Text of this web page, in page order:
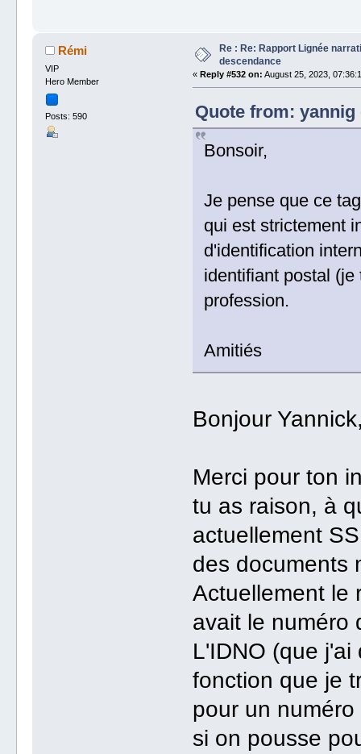
Rémi
VIP
Hero Member
Posts: 590
Re : Re: Rapport Lignée
descendance
« Reply #532 on: August 25, 2023,
Quote from: yannig
Bonsoir,
Je pense que ce
qui est strictement
d'identification
identifiant postal
profession.
Amitiés
Bonjour
Merci pour ton
tu as raison, à
actuellement
des documents
Actuellement le
avait le numéro
L'IDNO (que
fonction que je
pour un
si on pousse